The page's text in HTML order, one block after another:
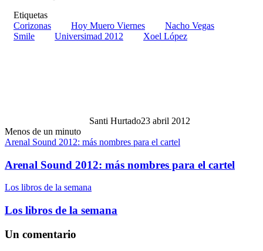
Etiquetas
Corizonas
Hoy Muero Viernes
Nacho Vegas
Smile
Universimad 2012 Xoel López
Santi Hurtado23 abril 2012
Menos de un minuto
Arenal Sound 2012: más nombres para el cartel
Arenal Sound 2012: más nombres para el cartel
Los libros de la semana
Los libros de la semana
Un comentario